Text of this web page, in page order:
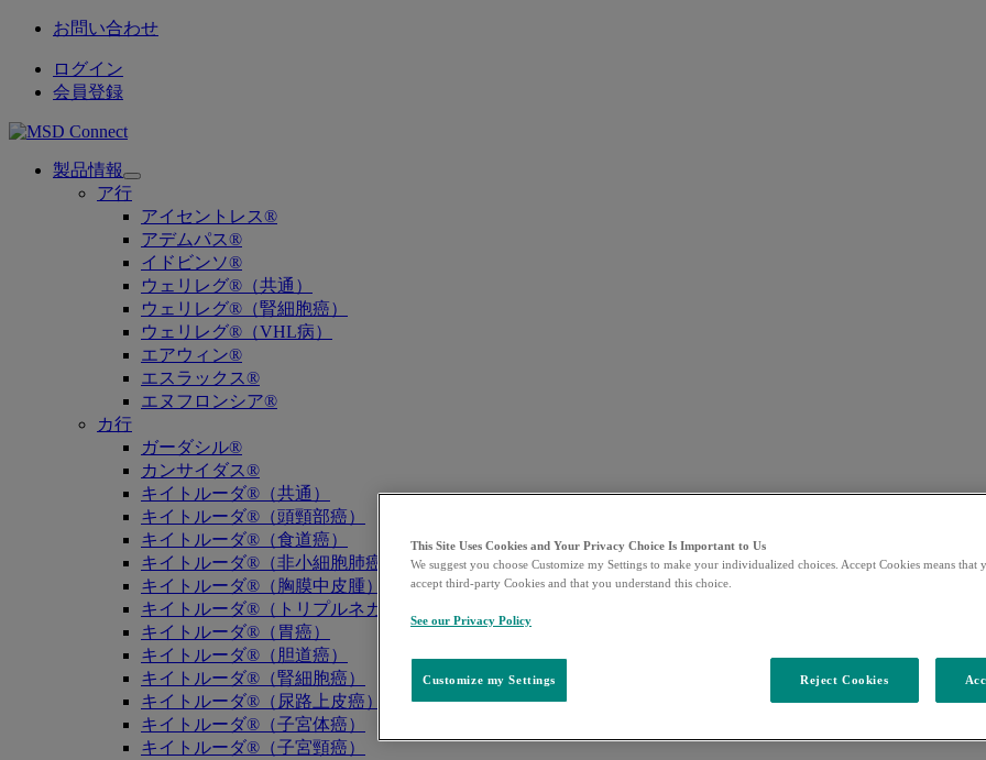
お問い合わせ
ログイン
会員登録
製品情報
Open
submenu
ア行
アイセントレス®
アデムパス®
イドビンソ®
ウェリレグ®（共通）
ウェリレグ®（腎細胞癌）
ウェリレグ®（VHL病）
エアウィン®
エスラックス®
エヌフロンシア®
カ行
ガーダシル®
カンサイダス®
キイトルーダ®（共通）
キイトルーダ®（頭頸部癌）
キイトルーダ®（食道癌）
キイトルーダ®（非小細胞肺癌）
キイトルーダ®（胸膜中皮腫）
キイトルーダ®（トリプルネガティブ乳癌）
キイトルーダ®（胃癌）
キイトルーダ®（胆道癌）
キイトルーダ®（腎細胞癌）
キイトルーダ®（尿路上皮癌）
キイトルーダ®（子宮体癌）
キイトルーダ®（子宮頸癌）
This Site Uses Cookies and Your Privacy Choice Is Important to Us
We suggest you choose Customize my Settings to make your individualized choices. Accept Cookies means that
accept third-party Cookies and that you understand this choice.
See our Privacy Policy
Customize my Settings Reject Cookies